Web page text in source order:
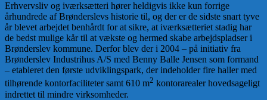
Erhvervsliv og iværksætteri hører heldigvis ikke kun forrige
århundrede af Brønderslevs historie til, og der er de sidste snart tyve
år blevet arbejdet benhårdt for at sikre, at iværksætteriet stadig har
de bedst mulige kår til at vækste og hermed skabe arbejdspladser i
Brønderslev kommune. Derfor blev der i 2004 – på initiativ fra
Brønderslev Industrihus A/S med Benny Balle Jensen som formand
– etableret den første udviklingspark, der indeholder fire haller med
tilhørende kontorfaciliteter samt 610 m2 kontorarealer hovedsageligt
indrettet til mindre virksomheder.